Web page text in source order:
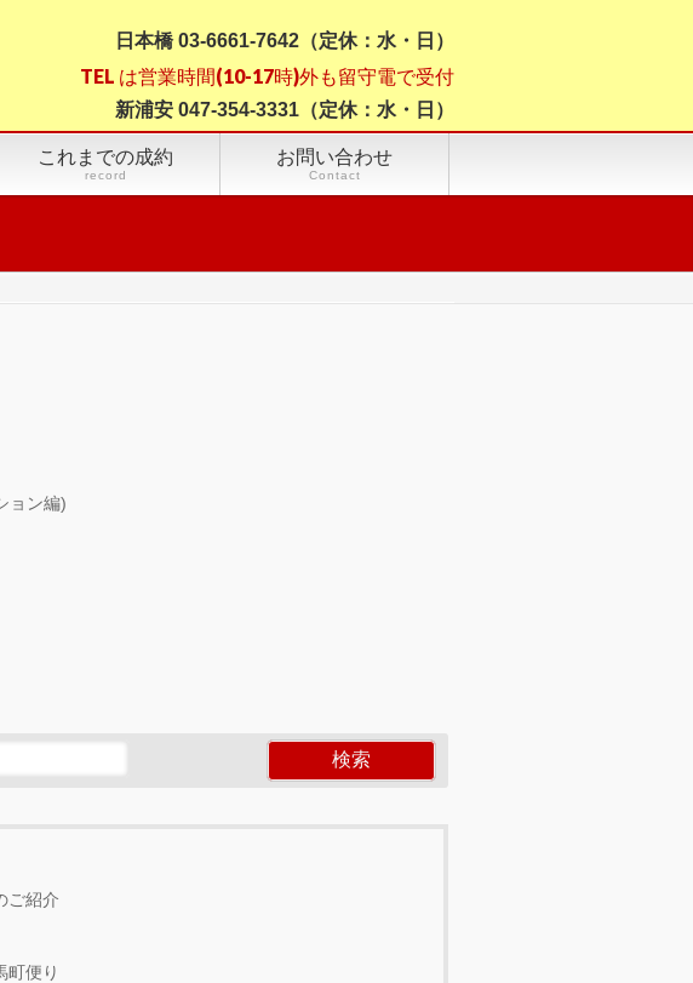
日本橋 03-6661-7642（定休：水・日）
TEL は営業時間(10-17時)外も留守電で受付
新浦安 047-354-3331（定休：水・日）
これまでの成約
record
お問い合わせ
Contact
ョン編)
ご紹介
町便り